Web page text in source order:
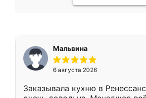
Мальвина
6 августа 2026
Заказывала кухню в